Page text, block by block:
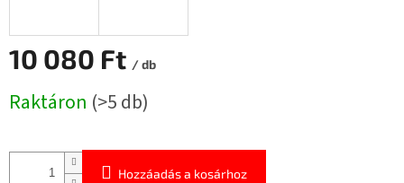
10 080 Ft / db
Raktáron (>5 db)
Hozzáadás a kosárhoz